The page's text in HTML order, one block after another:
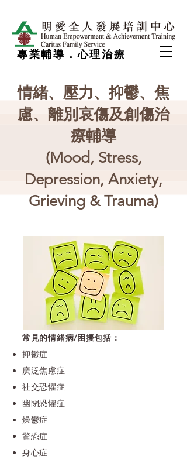
專業輔導．心理治療
情緒、壓力、抑鬱、焦
慮、離別哀傷及創傷治
療輔導
(Mood, Stress,
Depression, Anxiety,
Grieving & Trauma)
常見的情緒病/困擾包括：
抑鬱症
廣泛焦慮症
社交恐懼症
幽閉恐懼症
燥鬱症
驚恐症
身心症